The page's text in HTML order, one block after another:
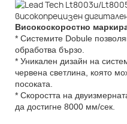
Високоскоростно
* Системите Dobule
обработва бързо.
* Уникален дизайн на
червена светлина, която
посоката.
* Скоростта на
да достигне 8000 мм/сек.